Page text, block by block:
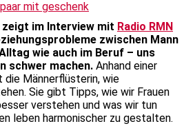
zeigt im Interview mit Radio RMN
zwischen Mann
wie auch im Beruf – uns
schwer machen. Anhand einer
Männerflüsterin, wie
Sie gibt Tipps, wie wir Frauen
verstehen und was wir tun
leben harmonischer zu gestalten.